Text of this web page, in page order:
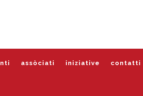
assòciati iniziative contatti